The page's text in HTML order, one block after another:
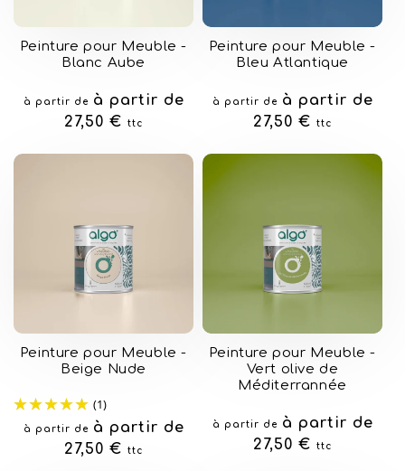
Peinture pour Meuble -
Blanc Aube
Prix
habituel
à partir de
à partir de
27,50 €
ttc
Peinture pour Meuble -
Bleu Atlantique
Prix
habituel
à partir de
à partir de
27,50 €
ttc
Peinture pour Meuble -
Beige Nude
(1)
Prix
habituel
à partir de
à partir de
27,50 €
ttc
Peinture pour Meuble -
Vert olive de
Méditerrannée
Prix
habituel
à partir de
à partir de
27,50 €
ttc